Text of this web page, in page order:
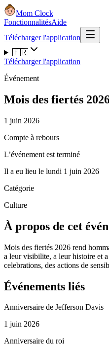
Mom Clock
FonctionnalitésAide
Télécharger l'application
🇫🇷
Télécharger l'application
Événement
Mois des fiertés
1 juin 2026
Compte à rebours
L’événement est terminé
Il a eu lieu le lundi 1 juin 2026
Catégorie
Culture
À propos de cet
Mois des fiertés 2026 rend
a leur visibilite, a leur histoire et
celebrations, des actions de
Événements liés
Anniversaire de Jefferson Davis
1 juin 2026
Anniversaire du roi